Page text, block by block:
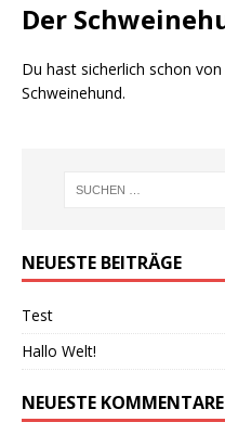
Der
Du hast sicherlich schon
Schweinehund.
NEUESTE BEITRÄGE
Test
Hallo Welt!
NEUESTE KOMMENTARE